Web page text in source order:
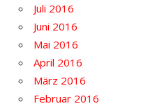
Juli 2016
Juni 2016
Mai 2016
April 2016
März 2016
Februar 2016